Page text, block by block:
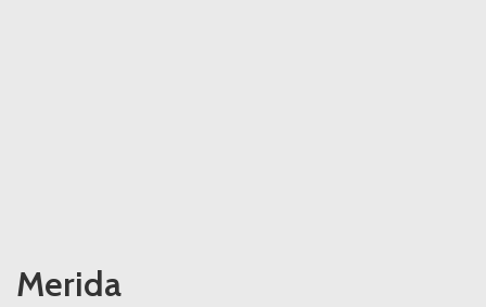
Merida